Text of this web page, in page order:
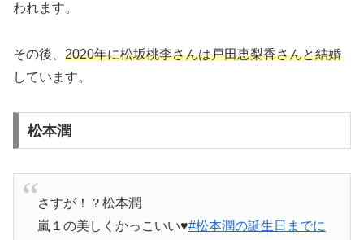
われます。
その後、 2020年に松坂桃李さんは戸田恵梨香さんと結婚
しています。
松本潤
さすが！？松本潤
嵐１の美しくかっこいい♥#松本潤の誕生日までに